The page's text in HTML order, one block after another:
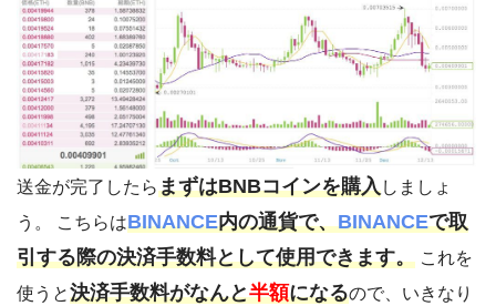
送金が完了したらまずはBNBコインを購入しましょ
う。 こちらはBINANCE内の通貨で、BINANCEで取
引する際の決済手数料として使用できます。 これを
使うと決済手数料がなんと半額になるので、いきなり